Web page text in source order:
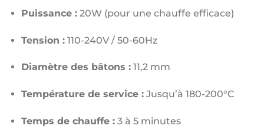
Puissance :20W (pour une chauffe efficace)
Tension :110-240V / 50-60Hz
Diamètre des bâtons :11,2 mm
Température de service :Jusqu’à 180-200°C
Temps de chauffe :3 à 5 minutes